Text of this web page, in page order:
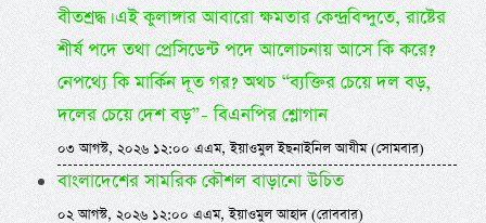
বীতশ্রদ্ধ। এই কুলাঙ্গার আবারো ক্ষমতার কেন্দ্রবিন্দুতে, রাষ্টের
শীর্ষ পদে তথা প্রেসিডেন্ট পদে আলোচনায় আসে কি করে?
নেপথ্যে কি মার্কিন দূত গর? অথচ “ব্যক্তির চেয়ে দল বড়,
দলের চেয়ে দেশ বড়”- বিএনপির শ্লোগান
০৩ আগস্ট, ২০২৬ ১২:০০ এএম, ইয়াওমুল ইছনাইনিল আযীম (সোমবার)
বাংলাদেশের সামরিক কৌশল বাড়ানো উচিত
০২ আগস্ট, ২০২৬ ১২:০০ এএম, ইয়াওমুল আহাদ (রোববার)